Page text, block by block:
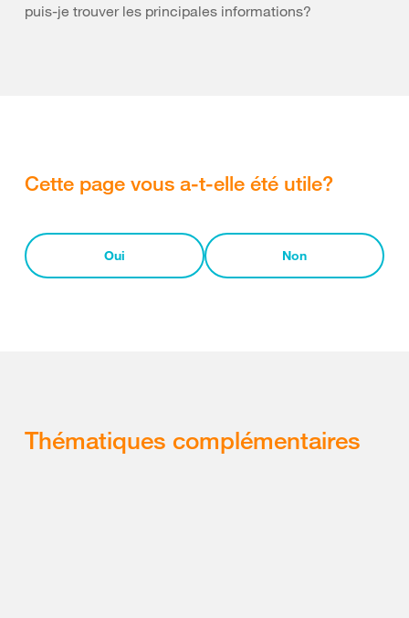
puis-je trouver les principales informations?
Cette page vous a-t-elle été utile?
Oui Non
Thématiques complémentaires